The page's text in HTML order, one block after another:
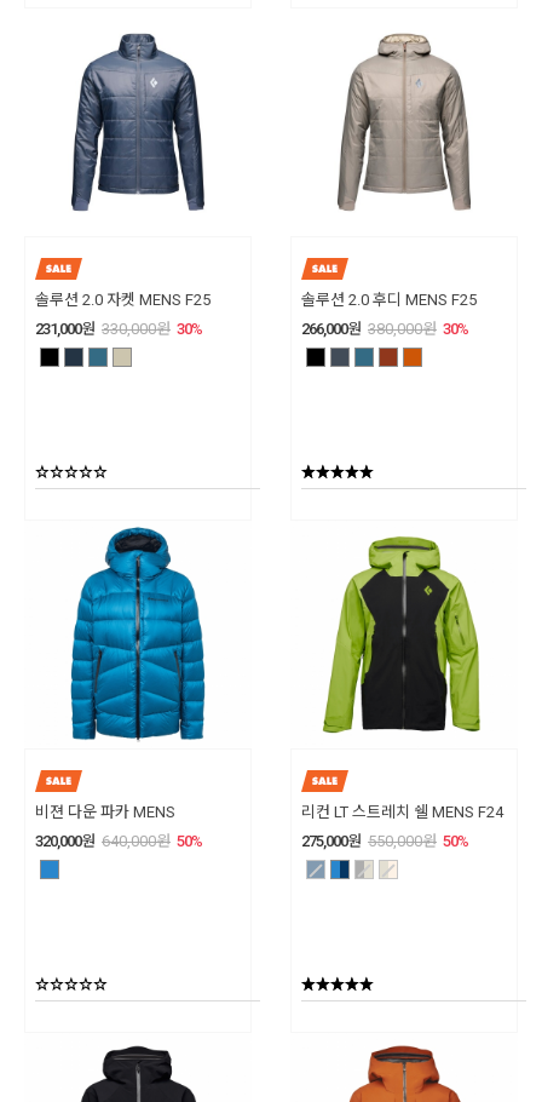
솔루션 2.0 자켓 MENS F25
231,000원 330,000원 30%
솔루션 2.0 후디 MENS F25
266,000원 380,000원 30%
비젼 다운 파카 MENS
320,000원 640,000원 50%
리컨 LT 스트레치 쉘 MENS F24
275,000원 550,000원 50%